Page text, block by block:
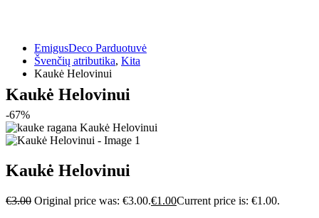
EmigusDeco Parduotuvė
Švenčių atributika, Kita
Kaukė Helovinui
Kaukė Helovinui
-67%
Kaukė Helovinui
€3.00 Original price was: €3.00.€1.00Current price is: €1.00.